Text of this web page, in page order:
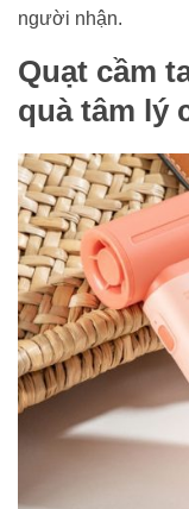
người nhận.
Quạt cầm
quà tâm lý